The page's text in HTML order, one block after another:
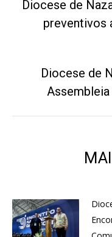
post:
Diocese de
preventivos
Diocese de
Assembleia